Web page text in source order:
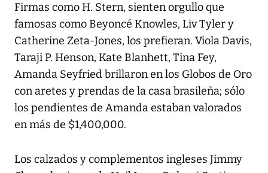
Firmas como H. Stern, sienten orgullo que
famosas como Beyoncé Knowles, Liv Tyler y
Catherine Zeta-Jones, los prefieran. Viola Davis,
Taraji P. Henson, Kate Blanhett, Tina Fey,
Amanda Seyfried brillaron en los Globos de Oro
con aretes y prendas de la casa brasileña; sólo
los pendientes de Amanda estaban valorados
en más de $1,400,000.
Los calzados y complementos ingleses Jimmy